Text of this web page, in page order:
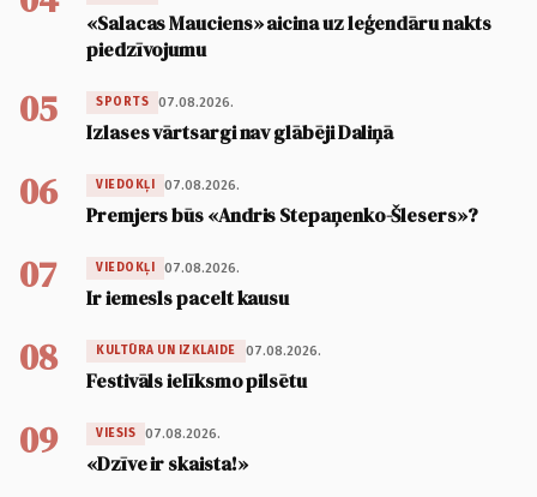
«Salacas Mauciens» aicina uz leģendāru nakts
piedzīvojumu
05 SPORTS 07.08.2026.
Izlases vārtsargi nav glābēji Daliņā
06 VIEDOKĻI 07.08.2026.
Premjers būs «Andris Stepaņenko-Šlesers»?
07 VIEDOKĻI 07.08.2026.
Ir iemesls pacelt kausu
08 KULTŪRA UN IZKLAIDE 07.08.2026.
Festivāls ielīksmo pilsētu
09 VIESIS 07.08.2026.
«Dzīve ir skaista!»